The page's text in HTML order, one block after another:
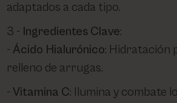
adaptados a cada tipo.
Ingredientes Clave:
Ácido Hialurónico: Hidratación
relleno de arrugas.
Vitamina C: Ilumina y combate